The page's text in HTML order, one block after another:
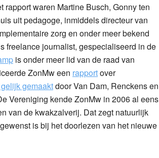
waren Martine Busch, Gonny ten
uit pedagoge, inmiddels directeur van
zorg en onder meer bekend
freelance journalist, gespecialiseerd in de
is onder meer lid van de raad van
ZonMw een rapportover
gemaaktdoor Van Dam, Renckens en
Vereniging kende ZonMw in 2006 al eens
van de kwakzalverij. Dat zegt natuurlijk
is bij het doorlezen van het nieuwe